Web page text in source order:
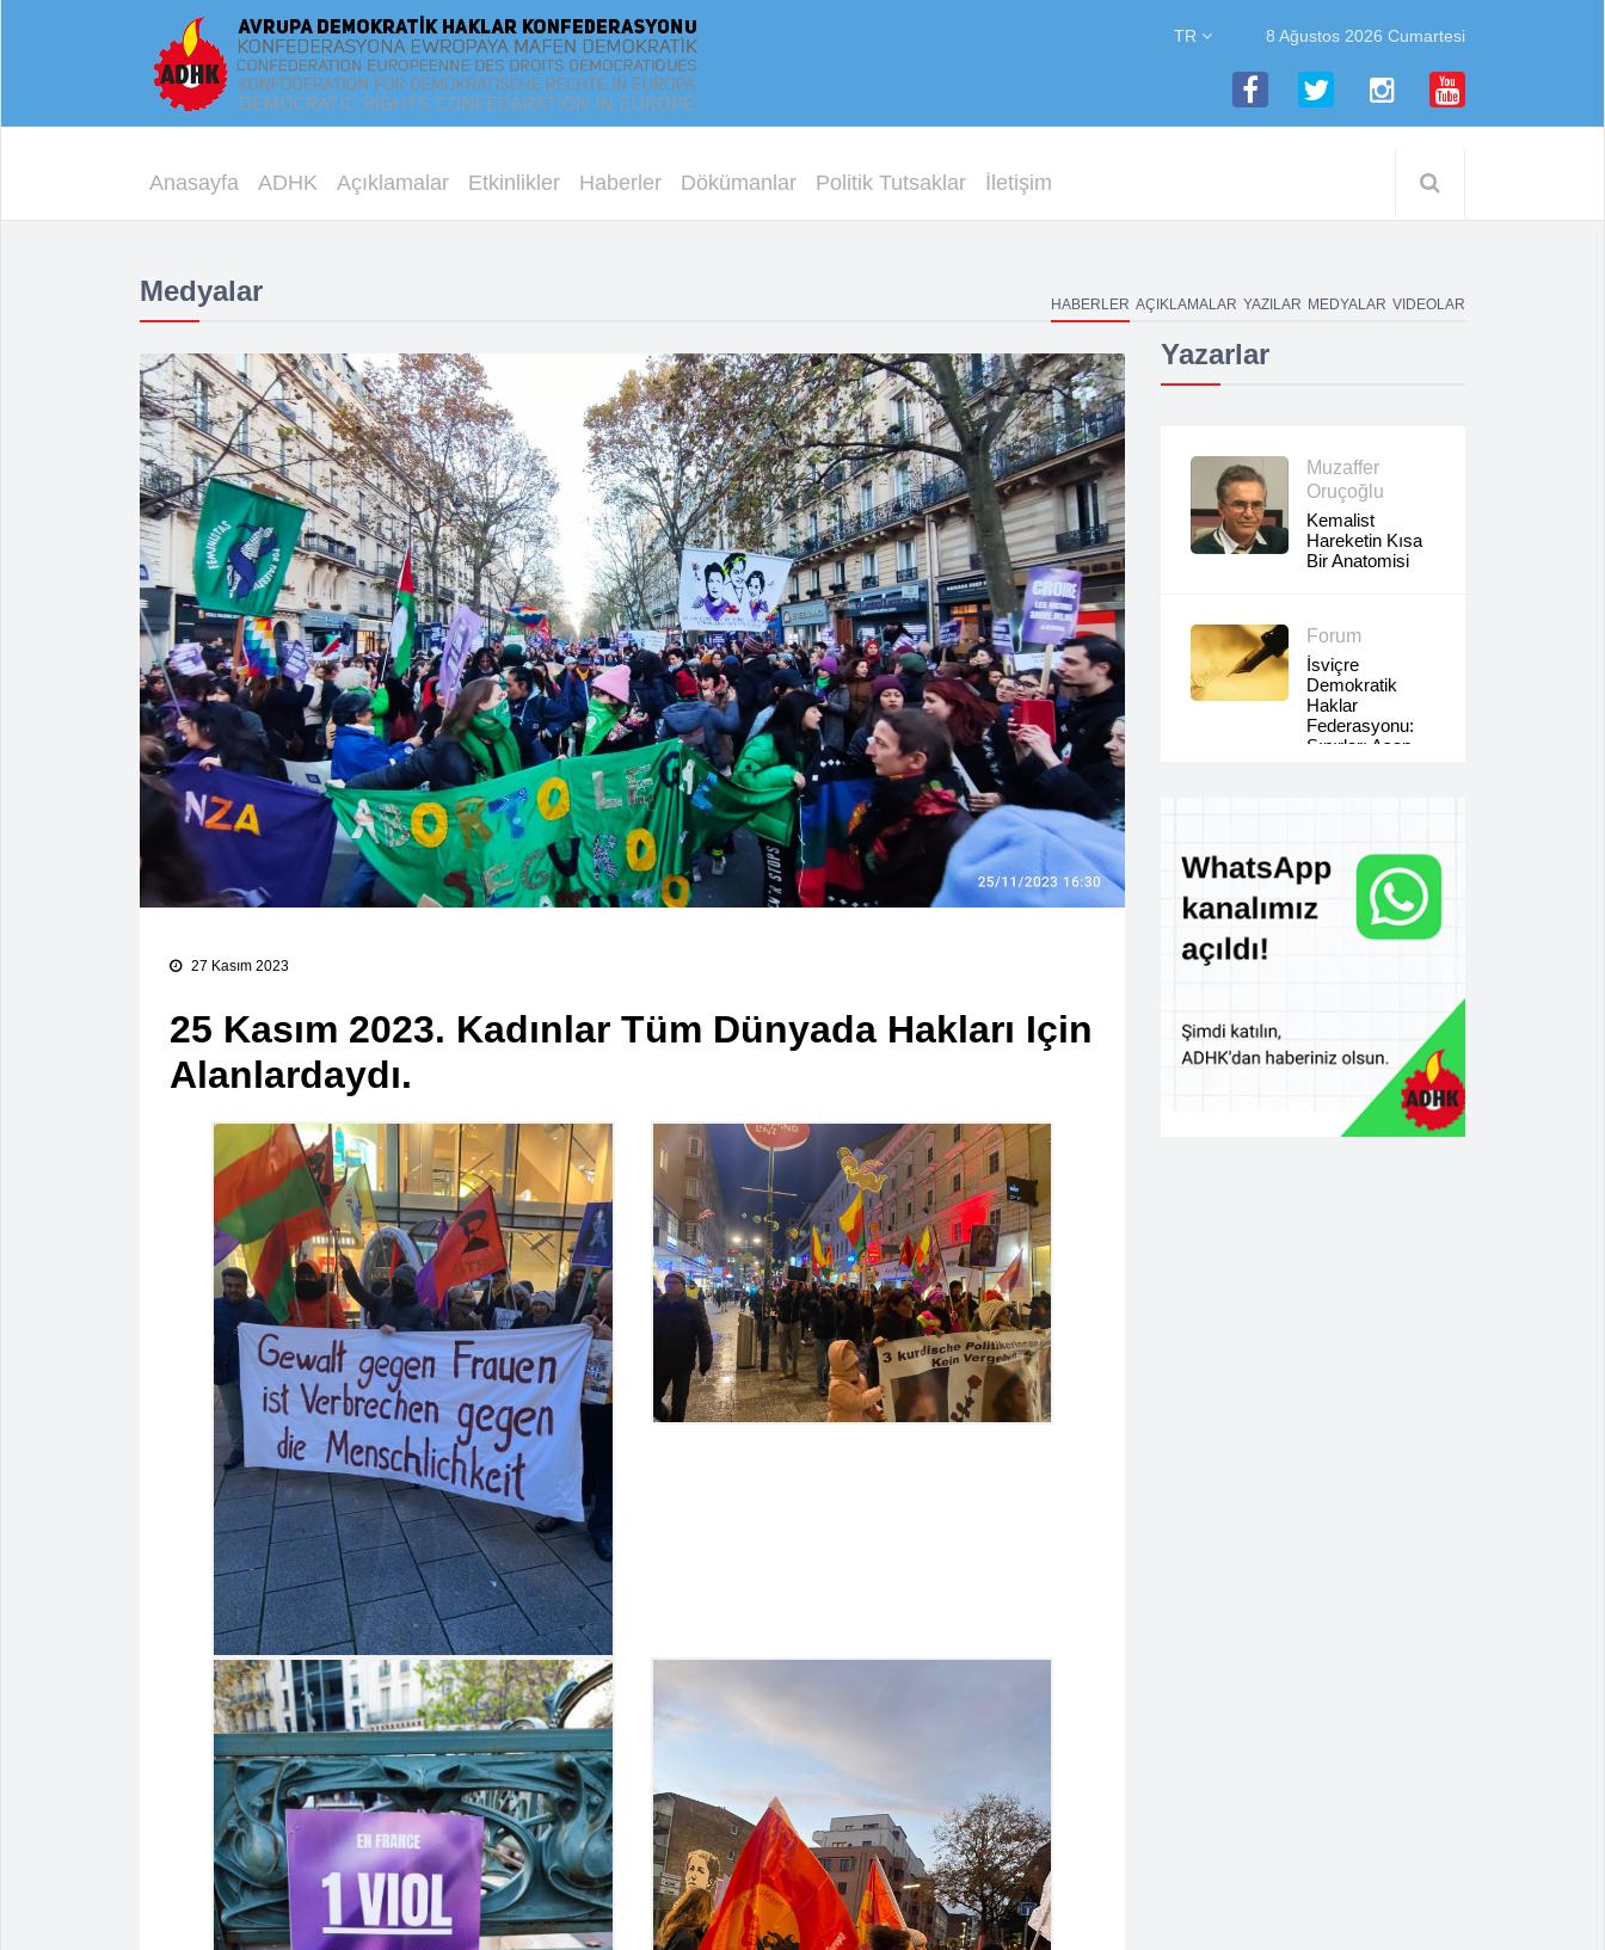
TR 8 Ağustos 2026 Cumartesi
Anasayfa ADHK Açıklamalar Etkinlikler Haberler Dökümanlar Politik Tutsaklar İletişim
Medyalar HABERLER AÇIKLAMALAR YAZILAR MEDYALAR VIDEOLAR
27 Kasım 2023
25 Kasım 2023. Kadınlar Tüm Dünyada Hakları Için
Alanlardaydı.
Yazarlar
Muzaffer
Oruçoğlu
Kemalist
Hareketin Kısa
Bir Anatomisi
Forum
İsviçre
Demokratik
Haklar
Federasyonu:
Sınırları Aşan
Ortak
Mücadelesi